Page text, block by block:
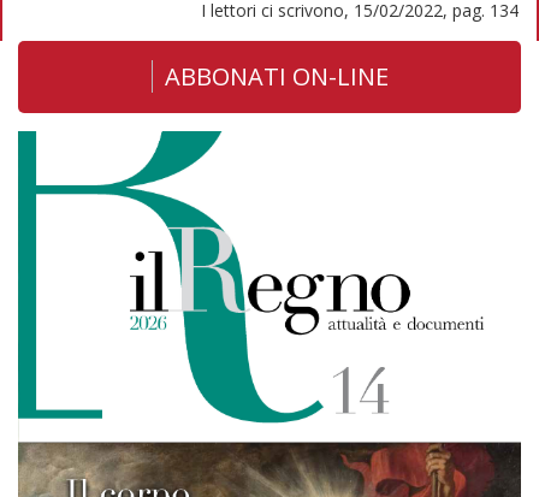
I lettori ci scrivono, 15/02/2022, pag. 134
ABBONATI ON-LINE